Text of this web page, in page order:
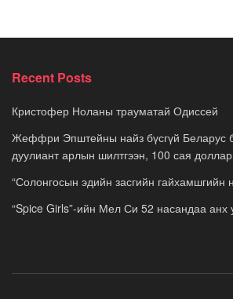
Recent Posts
Кристофер Ноланы трауматай Одиссей
Жеффри Эпштейны найз бүсгүй Беларус
дуулиант арлын шилтгээн, 100 сая
“Солонгосын эдийн засгийн гайхамшгийн
“Spice Girls”-ийн Мел Си 52 насандаа анх